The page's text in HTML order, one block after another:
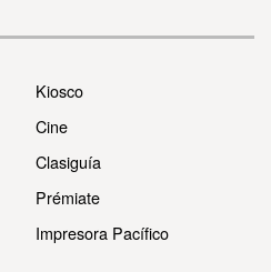
Kiosco
Cine
Clasiguía
Prémiate
Impresora Pacífico